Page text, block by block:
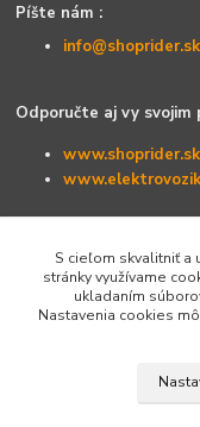
Píšte nám :
info@shoprider.sk
Odporučte aj vy svojim
www.shoprider.sk
S cieľom skvalitniť a
stránky využívame
ukladaním
Nastavenia cookies